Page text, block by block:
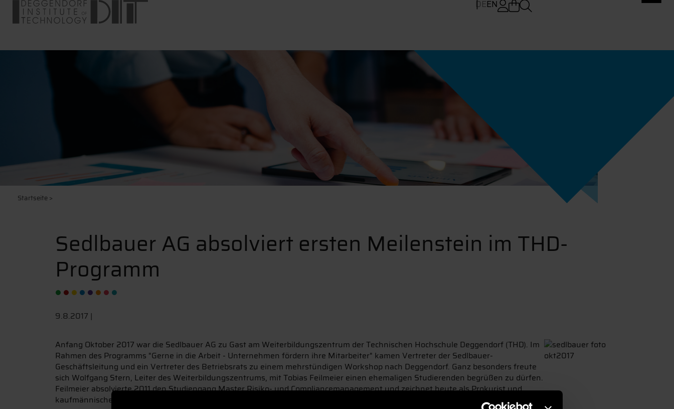
DEEN
Startseite>
Sedlbauer AG absolviert ersten Meilenstein im THD-
Programm
9.8.2017 |
Anfang Oktober 2017 war die Sedlbauer AG zu Gast am Weiterbildungszentrum der Technischen Hochschule Deggendorf (THD). Im
Rahmen des Programms "Gerne in die Arbeit - Unternehmen fördern ihre Mitarbeiter" kamen Vertreter der Sedlbauer-
Geschäftsleitung und ein Vertreter des Betriebsrats zu einem mehrstündigen Workshop nach Deggendorf. Ganz besonders freute
sich Wolfgang Stern, Leiter des Weiterbildungszentrums, mit Tobias Feilmeier einen ehemaligen Studierenden begrüßen zu dürfen.
Feilmeier absolvierte 2011 den Studiengang Master Risiko- und Compliancemanagement und zeichnet heute als Prokurist und
kaufmännischer Leiter für das 160-Mann-Unternehmens in Grafenau verantwortlich.